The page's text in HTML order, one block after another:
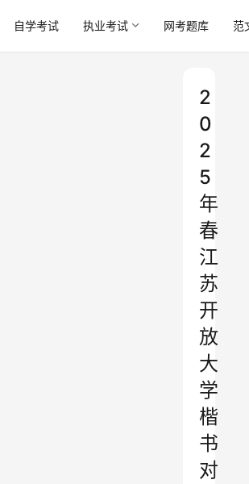
自学考试 执业考试 网考题库 范
2
0
2
5
年
春
江
苏
开
放
大
学
楷
书
对